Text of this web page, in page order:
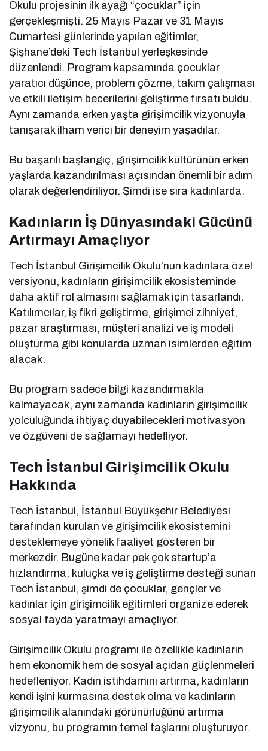
Okulu projesinin ilk ayağı “çocuklar” için
gerçekleşmişti. 25 Mayıs Pazar ve 31 Mayıs
Cumartesi günlerinde yapılan eğitimler,
Şişhane’deki Tech İstanbul yerleşkesinde
düzenlendi. Program kapsamında çocuklar
yaratıcı düşünce, problem çözme, takım çalışması
ve etkili iletişim becerilerini geliştirme fırsatı buldu.
Aynı zamanda erken yaşta girişimcilik vizyonuyla
tanışarak ilham verici bir deneyim yaşadılar.
Bu başarılı başlangıç, girişimcilik kültürünün erken
yaşlarda kazandırılması açısından önemli bir adım
olarak değerlendiriliyor. Şimdi ise sıra kadınlarda.
Kadınların İş Dünyasındaki Gücünü
Artırmayı Amaçlıyor
Tech İstanbul Girişimcilik Okulu’nun kadınlara özel
versiyonu, kadınların girişimcilik ekosisteminde
daha aktif rol almasını sağlamak için tasarlandı.
Katılımcılar, iş fikri geliştirme, girişimci zihniyet,
pazar araştırması, müşteri analizi ve iş modeli
oluşturma gibi konularda uzman isimlerden eğitim
alacak.
Bu program sadece bilgi kazandırmakla
kalmayacak, aynı zamanda kadınların girişimcilik
yolculuğunda ihtiyaç duyabilecekleri motivasyon
ve özgüveni de sağlamayı hedefliyor.
Tech İstanbul Girişimcilik Okulu
Hakkında
Tech İstanbul, İstanbul Büyükşehir Belediyesi
tarafından kurulan ve girişimcilik ekosistemini
desteklemeye yönelik faaliyet gösteren bir
merkezdir. Bugüne kadar pek çok startup’a
hızlandırma, kuluçka ve iş geliştirme desteği sunan
Tech İstanbul, şimdi de çocuklar, gençler ve
kadınlar için girişimcilik eğitimleri organize ederek
sosyal fayda yaratmayı amaçlıyor.
Girişimcilik Okulu programı ile özellikle kadınların
hem ekonomik hem de sosyal açıdan güçlenmeleri
hedefleniyor. Kadın istihdamını artırma, kadınların
kendi işini kurmasına destek olma ve kadınların
girişimcilik alanındaki görünürlüğünü artırma
vizyonu, bu programın temel taşlarını oluşturuyor.